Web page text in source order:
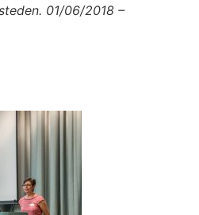
01/06/2018 –